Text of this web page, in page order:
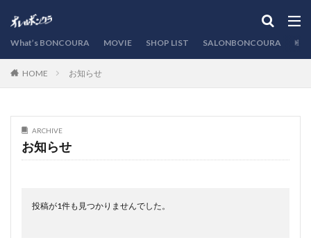
What’s BONCOURA MOVIE SHOP LIST SALONBONCOURA
HOME お知らせ
ARCHIVE
お知らせ
投稿が1件も見つかりませんでした。
カテゴリー
検索